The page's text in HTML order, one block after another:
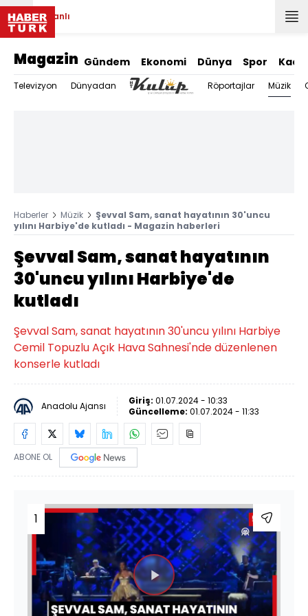
Canlı
Magazin Gündem Ekonomi Dünya Spor
Televizyon Dünyadan Röportajlar Müzik
Haberler Müzik
Şevval Sam, sanat hayatının 30'uncu
yılını Harbiye'de kutladı - Magazin haberleri
Şevval Sam, sanat hayatının
30'uncu yılını Harbiye'de
kutladı
Şevval Sam, sanat hayatının 30'uncu yılını Harbiye
Cemil Topuzlu Açık Hava Sahnesi'nde düzenlenen
konserle kutladı
Anadolu Ajansı Giriş: 01.07.2024 - 10:33
Güncelleme: 01.07.2024 - 11:33
ABONE OL
1
Videoyu